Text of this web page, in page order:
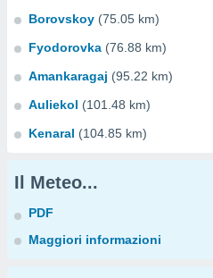
Borovskoy (75.05 km)
Fyodorovka (76.88 km)
Amankaragaj (95.22 km)
Auliekol (101.48 km)
Kenaral (104.85 km)
Il Meteo...
PDF
Maggiori informazioni